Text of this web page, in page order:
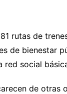
rutas de
de bienestar
red social
de otras